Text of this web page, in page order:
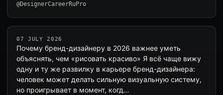
@DesignerCareerRuPro
07 JULY 2026
Почему бренд-дизайнеру в 2026 важнее уметь
объяснять, чем «рисовать красиво» Я всё чаще вижу
одну и ту же развилку в карьере бренд-дизайнера:
человек может делать сильную визуальную систему,
но проигрывает в момент, когд…